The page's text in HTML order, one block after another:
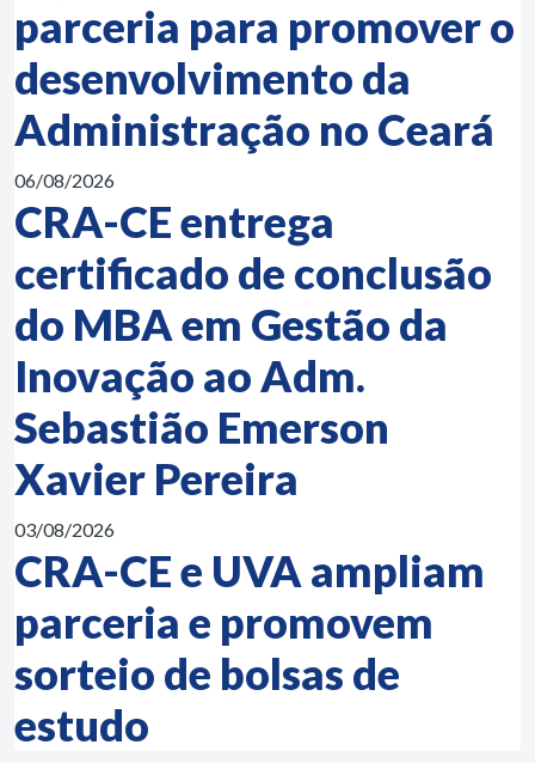
parceria para promover o
desenvolvimento da
Administração no Ceará
06/08/2026
CRA-CE entrega
certificado de conclusão
do MBA em Gestão da
Inovação ao Adm.
Sebastião Emerson
Xavier Pereira
03/08/2026
CRA-CE e UVA ampliam
parceria e promovem
sorteio de bolsas de
estudo